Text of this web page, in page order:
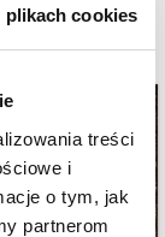
plikach cookies
treści
i
o tym, jak
partnerom